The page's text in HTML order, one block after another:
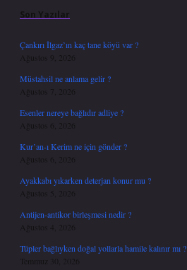
Son Yazılar
Çankırı İlgaz’ın kaç tane köyü var ?
Ağustos 9, 2026
Müstahsil ne anlama gelir ?
Ağustos 7, 2026
Esenler nereye bağlıdır adliye ?
Ağustos 6, 2026
Kur’an-ı Kerim ne için gönder ?
Ağustos 6, 2026
Ayakkabı yıkarken deterjan konur mu ?
Ağustos 5, 2026
Antijen-antikor birleşmesi nedir ?
Ağustos 4, 2026
Tüpler bağlıyken doğal yollarla hamile kalınır mı ?
Temmuz 30, 2026